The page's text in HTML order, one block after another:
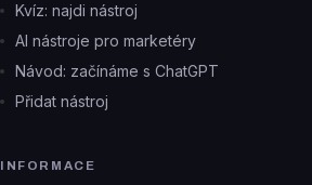
Kvíz: najdi nástroj
AI nástroje pro marketéry
Návod: začínáme s ChatGPT
Přidat nástroj
INFORMACE